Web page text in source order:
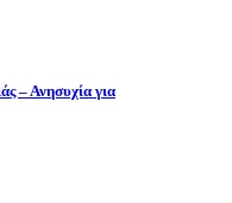
– Ανησυχία για